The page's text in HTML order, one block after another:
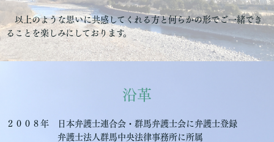
以上のような思いに共感してくれる方と何らかの形でご一緒でき
ることを楽しみにしております。
沿革
２００８年 日本弁護士連合会・群馬弁護士会に弁護士登録
弁護士法人群馬中央法律事務所に所属